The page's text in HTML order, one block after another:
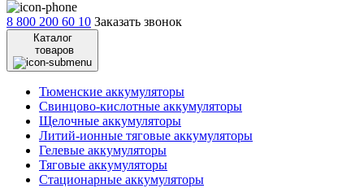
8 800 200 60 10 Заказать звонок
Каталог
товаров
Тюменские аккумуляторы
Свинцово-кислотные аккумуляторы
Щелочные аккумуляторы
Литий-ионные тяговые аккумуляторы
Гелевые аккумуляторы
Тяговые аккумуляторы
Стационарные аккумуляторы